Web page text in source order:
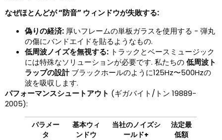
なぜほとんどが “防音” ウィンドウが失敗する:
偽りの経済: 厚いフレームの単板ガラスを使用する - 弾丸
の傷にバンドエイドを貼るようなもの.
低周波ノイズを無視する: トラックとベースミュージック
には特殊なソリューションが必要です. 私たちの低周波ト
ラップの設計ブラックホールのように125Hz〜500Hzの
波を吸収します.
パフォーマンスシュートアウト (ギガバイト/トン 19889-
2005):
パラメー
タ
基本ウィ
ンドウ
当社のノイズシ
ールド+
法定最
低額